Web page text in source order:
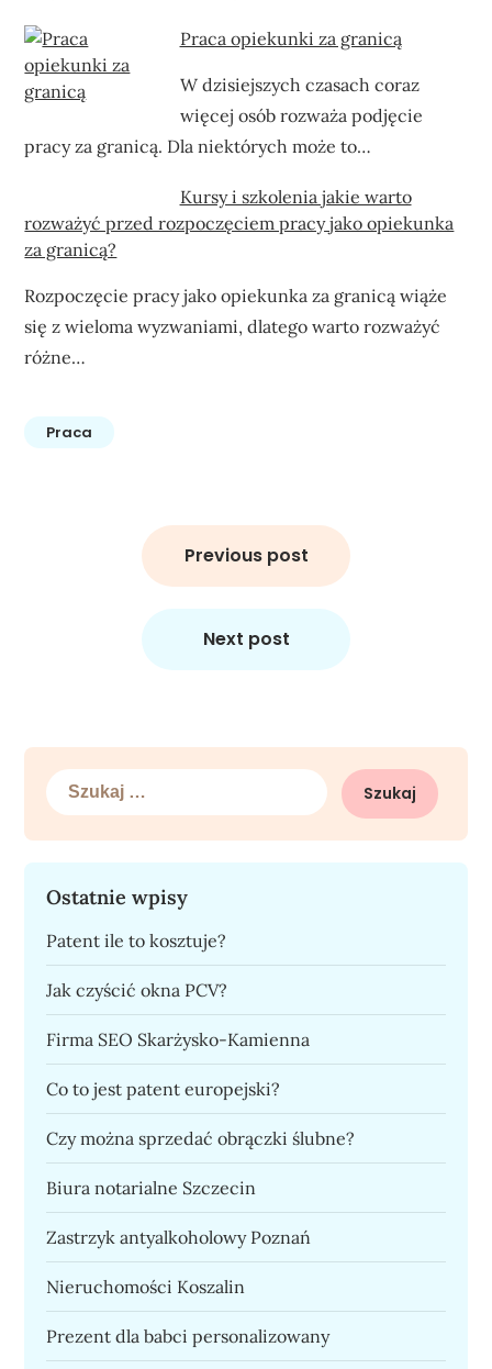
Praca opiekunki za granicą
W dzisiejszych czasach coraz
więcej osób rozważa podjęcie
pracy za granicą. Dla niektórych może to…
Kursy i szkolenia jakie warto
rozważyć przed rozpoczęciem pracy jako opiekunka
za granicą?
Rozpoczęcie pracy jako opiekunka za granicą wiąże
się z wieloma wyzwaniami, dlatego warto rozważyć
różne…
Praca
Previous post
Next post
Szukaj:
Ostatnie wpisy
Patent ile to kosztuje?
Jak czyścić okna PCV?
Firma SEO Skarżysko-Kamienna
Co to jest patent europejski?
Czy można sprzedać obrączki ślubne?
Biura notarialne Szczecin
Zastrzyk antyalkoholowy Poznań
Nieruchomości Koszalin
Prezent dla babci personalizowany